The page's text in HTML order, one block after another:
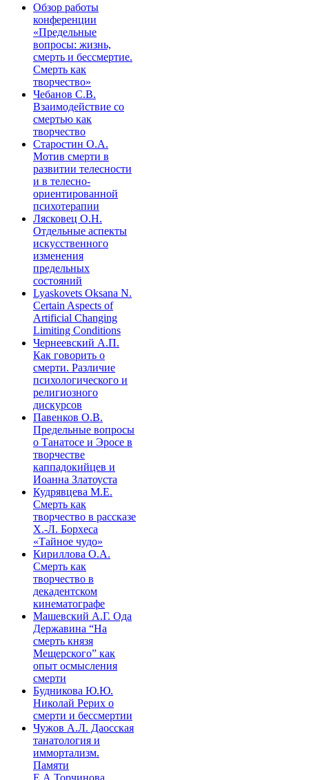
Обзор работы
конференции
«Предельные
вопросы: жизнь,
смерть и бессмертие.
Смерть как
творчество»
Чебанов С.В.
Взаимодействие со
смертью как
творчество
Старостин О.А.
Мотив смерти в
развитии телесности
и в телесно-
ориентированной
психотерапии
Лясковец О.Н.
Отдельные аспекты
искусственного
изменения
предельных
состояний
Lyaskovets Oksana N.
Certain Aspects of
Artificial Changing
Limiting Conditions
Чернеевский А.П.
Как говорить о
смерти. Различие
психологического и
религиозного
дискурсов
Павенков О.В.
Предельные вопросы
о Танатосе и Эросе в
творчестве
каппадокийцев и
Иоанна Златоуста
Кудрявцева М.Е.
Смерть как
творчество в рассказе
Х.-Л. Борхеса
«Тайное чудо»
Кириллова О.А.
Смерть как
творчество в
декадентском
кинематографе
Машевский А.Г. Ода
Державина “На
смерть князя
Мещерского” как
опыт осмысления
смерти
Будникова Ю.Ю.
Николай Рерих о
смерти и бессмертии
Чужов А.Л. Даосская
танатология и
иммортализм.
Памяти
Е.А.Торчинова